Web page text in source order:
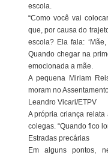
escola.
“Como você vai
que, por causa do
escola? Ela fala:
Quando chegar na
emocionada a mãe.
A pequena Miriam
moram no
Leandro Vicari/ETPV
A própria criança
colegas. “Quando fico
Estradas precárias
Em alguns pontos,